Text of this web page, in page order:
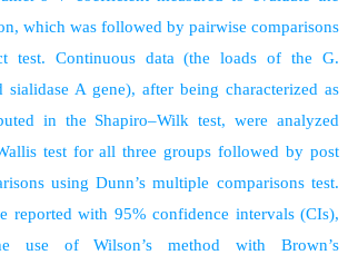
which was followed by pairwise comparisons
test. Continuous data (the loads of the G.
sialidase A gene), after being characterized as
in the Shapiro–Wilk test, were analyzed
test for all three groups followed by post
using Dunn’s multiple comparisons test.
reported with 95% confidence intervals (CIs),
use of Wilson’s method with Brown’s